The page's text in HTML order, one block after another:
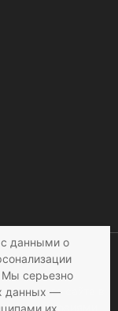
и
данные
нашего сайта в
сусловиями
данными о
Мы серьезно
данных —
их